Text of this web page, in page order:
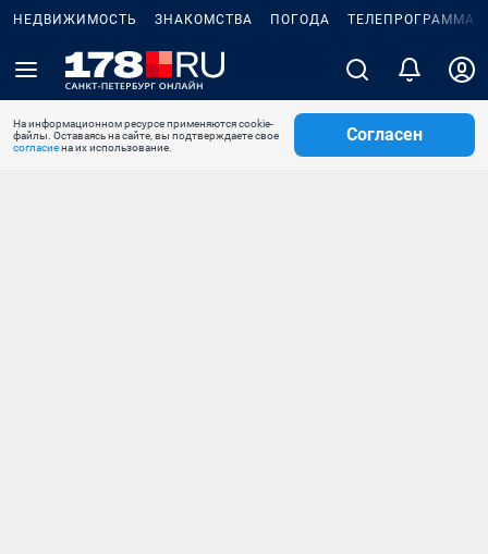
НЕДВИЖИМОСТЬ ЗНАКОМСТВА ПОГОДА ТЕЛЕПРОГРАММА
На информационном ресурсе применяются cookie-
файлы. Оставаясь на сайте, вы подтверждаете свое
согласиена их использование.
Согласен